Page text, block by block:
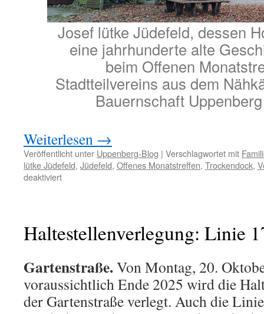
Josef lütke Jüdefeld, dessen
eine jahrhunderte alte
beim Offenen
Stadtteilvereins aus dem
Bauernschaft
Weiterlesen →
Veröffentlicht unter Uppenberg-Blog | Verschlagwortet mit
lütke Jüdefeld, Jüdefeld, Offenes Monatstreffen, Trockendock,
deaktiviertfür
Uppenberg
Haltestellenverlegung: Linie
Gartenstraße.Von Montag, 20.
voraussichtlich Ende 2025 wird die
der Gartenstraße verlegt. Auch die